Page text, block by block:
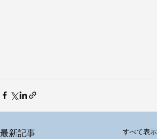
最新記事 すべて表示